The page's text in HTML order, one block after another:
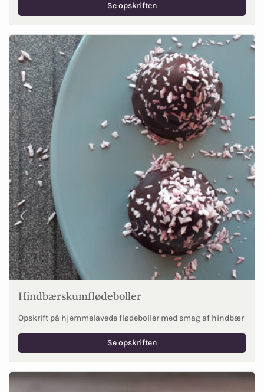
Se opskriften
Hindbærskumflødeboller
Opskrift på hjemmelavede flødeboller med smag af hindbær
Se opskriften